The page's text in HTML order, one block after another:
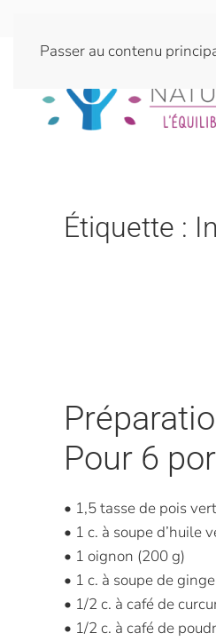
Passer au contenu
Étiquette :
Pour 6
• 1,5 tasse de pois
• 1 c. à soupe d’huile
• 1 oignon (200 g)
• 1 c. à soupe de
• 1/2 c. à café de
• 1/2 c. à café de